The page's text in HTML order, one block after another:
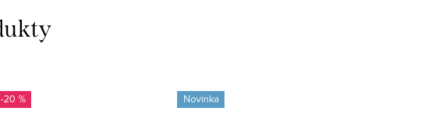
-20 % Novinka